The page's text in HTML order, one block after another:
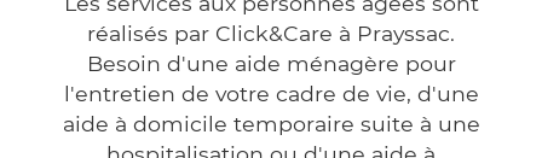
réalisés par Click&Care à Prayssac.
Besoin d'une aide ménagère pour
l'entretien de votre cadre de vie, d'une
aide à domicile temporaire suite à une